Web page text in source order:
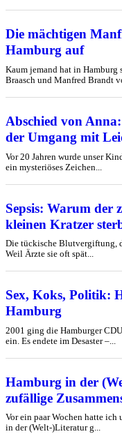
Die mächtigen
Hamburg auf
Kaum jemand hat in
Braasch und Manfred Brandt
Abschied von
der Umgang mit
Vor 20 Jahren wurde unser
ein mysteriöses Zeichen...
Sepsis: Warum der
kleinen Kratzer
Die tückische Blutvergiftung,
Weil Ärzte sie oft spät...
Sex, Koks, Politik:
Hamburg
2001 ging die Hamburger
ein. Es endete im Desaster –...
Hamburg in der
zufällige
Vor ein paar Wochen hatte
in der (Welt-)Literatur g...